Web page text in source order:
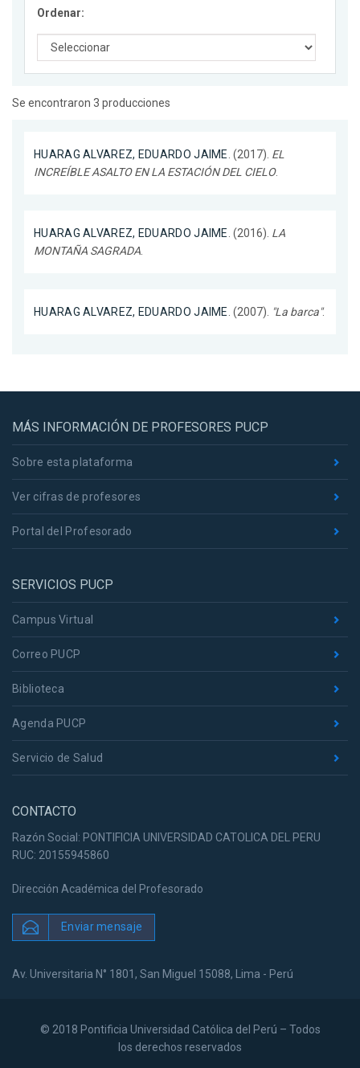
Ordenar:
Se encontraron 3 producciones
HUARAG ALVAREZ, EDUARDO JAIME. (2017). EL
INCREÍBLE ASALTO EN LA ESTACIÓN DEL CIELO.
HUARAG ALVAREZ, EDUARDO JAIME. (2016). LA
MONTAÑA SAGRADA.
HUARAG ALVAREZ, EDUARDO JAIME. (2007). "La barca".
MÁS INFORMACIÓN DE PROFESORES PUCP
Sobre esta plataforma
Ver cifras de profesores
Portal del Profesorado
SERVICIOS PUCP
Campus Virtual
Correo PUCP
Biblioteca
Agenda PUCP
Servicio de Salud
CONTACTO
Razón Social: PONTIFICIA UNIVERSIDAD CATOLICA DEL PERU
RUC: 20155945860
Dirección Académica del Profesorado
Enviar mensaje
Av. Universitaria N° 1801, San Miguel 15088, Lima - Perú
© 2018 Pontificia Universidad Católica del Perú – Todos
los derechos reservados